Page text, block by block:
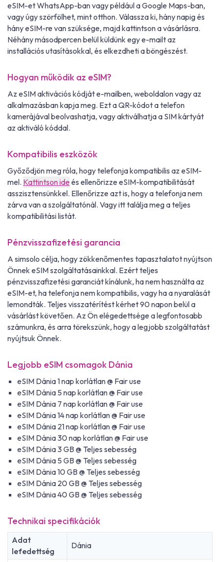
eSIM-et WhatsApp-ban vagy például a Google Maps-ban,
vagy úgy szörfölhet, mint otthon. Válassza ki, hány napig és
hány eSIM-re van szüksége, majd kattintson a vásárlásra.
Néhány másodpercen belül küldünk egy e-mailt az
installációs utasításokkal, és elkezdheti a böngészést.
Hogyan működik az eSIM?
Az eSIM aktivációs kódját e-mailben, weboldalon vagy az
alkalmazásban kapja meg. Ezt a QR-kódot a telefon
kamerájával beolvashatja, vagy aktiválhatja a SIM kártyát
az aktiváló kóddal.
Kompatibilis eszközök
Győződjön meg róla, hogy telefonja kompatibilis az eSIM-
mel. Kattintson ide és ellenőrizze eSIM-kompatibilitását
asszisztensünkkel. Ellenőrizze azt is, hogy a telefonja nem
zárva van a szolgáltatónál. Vagy itt találja meg a teljes
kompatibilitási listát.
Pénzvisszafizetési garancia
A simsolo célja, hogy zökkenőmentes tapasztalatot nyújtson
Önnek eSIM szolgáltatásainkkal. Ezért teljes
pénzvisszafizetési garanciát kínálunk, ha nem használta az
eSIM-et, ha telefonja nem kompatibilis, vagy ha a nyaralását
lemondták. Teljes visszatérítést kérhet 90 napon belül a
vásárlást követően. Az Ön elégedettsége a legfontosabb
számunkra, és arra törekszünk, hogy a legjobb szolgáltatást
nyújtsuk Önnek.
Legjobb eSIM csomagok Dánia
eSIM Dánia 1 nap korlátlan @ Fair use
eSIM Dánia 5 nap korlátlan @ Fair use
eSIM Dánia 7 nap korlátlan @ Fair use
eSIM Dánia 14 nap korlátlan @ Fair use
eSIM Dánia 21 nap korlátlan @ Fair use
eSIM Dánia 30 nap korlátlan @ Fair use
eSIM Dánia 3 GB @ Teljes sebesség
eSIM Dánia 5 GB @ Teljes sebesség
eSIM Dánia 10 GB @ Teljes sebesség
eSIM Dánia 20 GB @ Teljes sebesség
eSIM Dánia 40 GB @ Teljes sebesség
Technikai specifikációk
Adat
lefedettség
Dánia